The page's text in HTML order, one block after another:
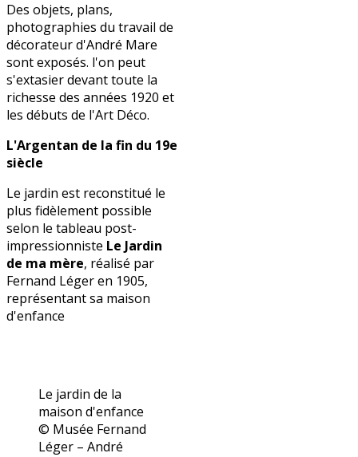
Des objets, plans,
photographies du travail de
décorateur d'André Mare
sont exposés. l'on peut
s'extasier devant toute la
richesse des années 1920 et
les débuts de l'Art Déco.
L'Argentan de la fin du 19e
siècle
Le jardin est reconstitué le
plus fidèlement possible
selon le tableau post-
impressionniste Le Jardin
de ma mère, réalisé par
Fernand Léger en 1905,
représentant sa maison
d'enfance
Le jardin de la
maison d'enfance
© Musée Fernand
Léger – André